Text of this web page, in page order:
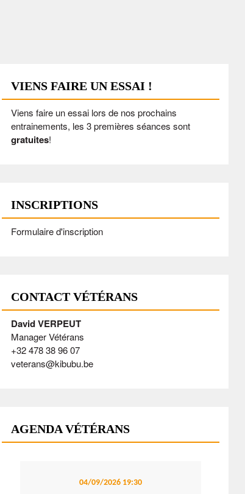
VIENS FAIRE UN ESSAI !
Viens faire un essai lors de nos prochains
entrainements, les 3 premières séances sont
gratuites!
INSCRIPTIONS
Formulaire d'inscription
CONTACT VÉTÉRANS
David VERPEUT
Manager Vétérans
+32 478 38 96 07
veterans@kibubu.be
AGENDA VÉTÉRANS
04/09/2026 19:30